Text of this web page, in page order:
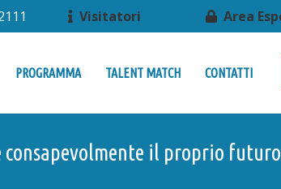
Visitatori Area
PROGRAMMA TALENT MATCH CONTATTI
consapevolmente il proprio futuro